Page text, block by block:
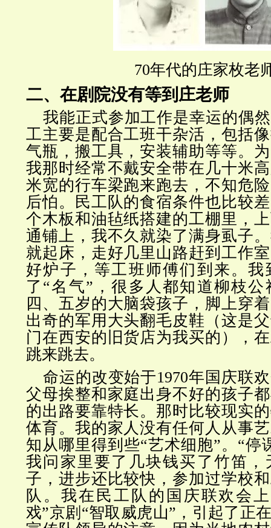
70年代的庄家枚老
二、在剧院没有等到庄老师
我能正式参加工作是幸运的偶
工主要是配合工班干杂活，包括
气瓶，搬工具，安装辅助等等。
我那时经常不戴安全带在几十米
米宽的行车梁跑来跑去，不知危
后怕。民工队的食宿条件也比较
个木板和油毡纸搭建的工棚里，
通铺上，我不久就染了满身虱子
就起床，走好几里山路赶到工作
好炉子，等工班师傅们到来。我
了“名气”，很多人都知道柳枝
四、五岁的大脑袋孩子，脚上穿
出奇的军用大头翻毛皮鞋（这是
门在西安的旧货店为我买的），
跳来跳去。
命运的改变始于1970年国庆联
父母挨整和家庭出身不好的孩子
的出路要靠特长。那时比较现实
体育。我的家人没有任何人从事
知从哪里得到些“艺术细胞”。“停
我问家里要了几块钱买了竹笛，
子，进步还比较快，参加过学校
队。我在民工队的国庆联欢会
戏”京剧“智取威虎山”，引起了正